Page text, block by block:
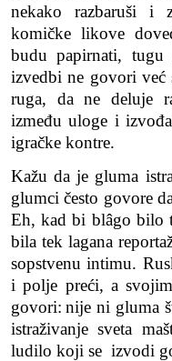
nekako razbaruši i
komičke likove
budu papirnati,
izvedbi ne govori već
ruga, da ne deluje
između uloge i izvođ
igračke kontre.
Kažu da je gluma
glumci često govore
Eh, kad bi blâgo bilo
bila tek lagana
sopstvenu intimu.
i polje preći, a
govori: nije ni gluma
istraživanje sveta
ludilo koji se izvodi